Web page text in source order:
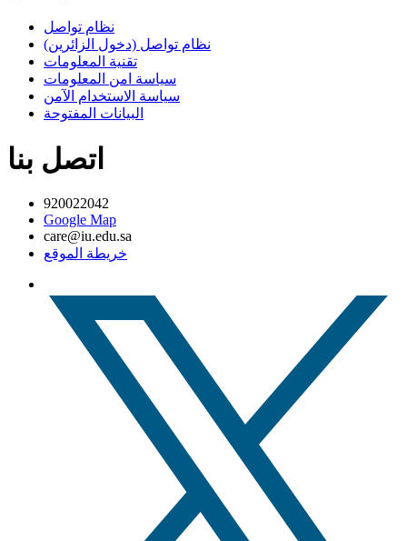
نظام تواصل
نظام تواصل (دخول الزائرين)
تقنية المعلومات
سياسة امن المعلومات
سياسة الاستخدام الآمن
البيانات المفتوحة
اتصل بنا
920022042
Google Map
care@iu.edu.sa
خريطة الموقع